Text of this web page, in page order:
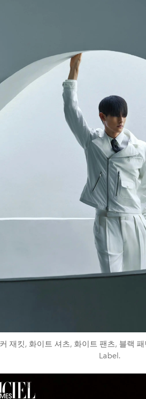
재킷, 화이트 셔츠, 화이트 팬츠, 블랙
Label.